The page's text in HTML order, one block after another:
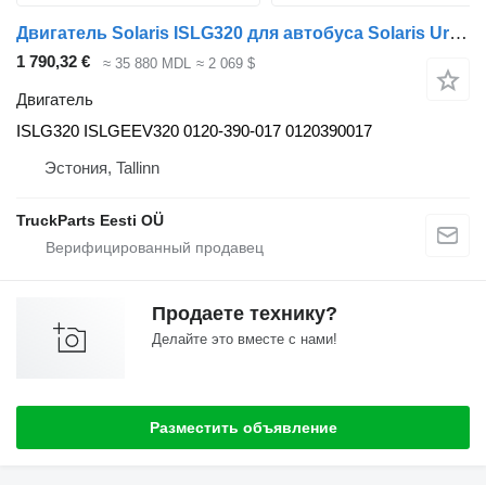
Двигатель Solaris ISLG320 для автобуса Solaris Urbino, Alpino, Vacanza (1999-)
1 790,32 € ≈ 35 880 MDL ≈ 2 069 $
Двигатель
ISLG320 ISLGEEV320 0120-390-017 0120390017
Эстония, Tallinn
TruckParts Eesti OÜ
Продаете технику?
Делайте это вместе с нами!
Разместить объявление